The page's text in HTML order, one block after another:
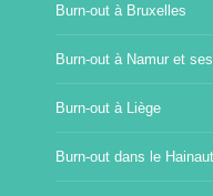
Burn-out à Bruxelles
Burn-out à Namur et
Burn-out à Liège
Burn-out dans le Hainaut